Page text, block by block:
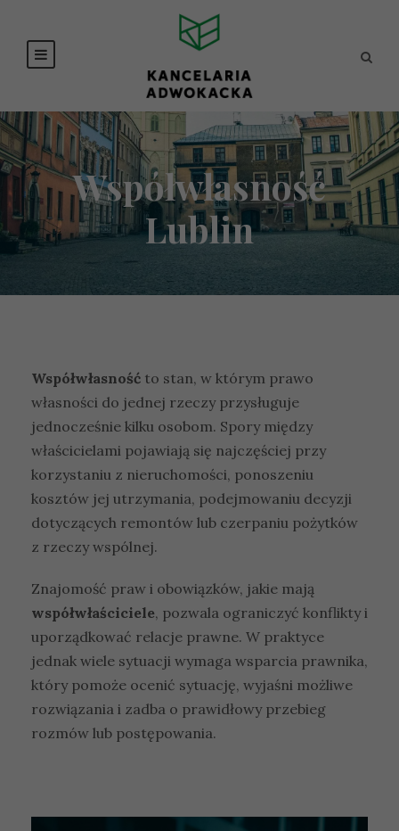
Współwłasność
Lublin
Współwłasność to stan, w którym prawo
własności do jednej rzeczy przysługuje
jednocześnie kilku osobom. Spory między
właścicielami pojawiają się najczęściej przy
korzystaniu z nieruchomości, ponoszeniu
kosztów jej utrzymania, podejmowaniu decyzji
dotyczących remontów lub czerpaniu pożytków
z rzeczy wspólnej.
Znajomość praw i obowiązków, jakie mają
współwłaściciele, pozwala ograniczyć konflikty i
uporządkować relacje prawne. W praktyce
jednak wiele sytuacji wymaga wsparcia prawnika,
który pomoże ocenić sytuację, wyjaśni możliwe
rozwiązania i zadba o prawidłowy przebieg
rozmów lub postępowania.